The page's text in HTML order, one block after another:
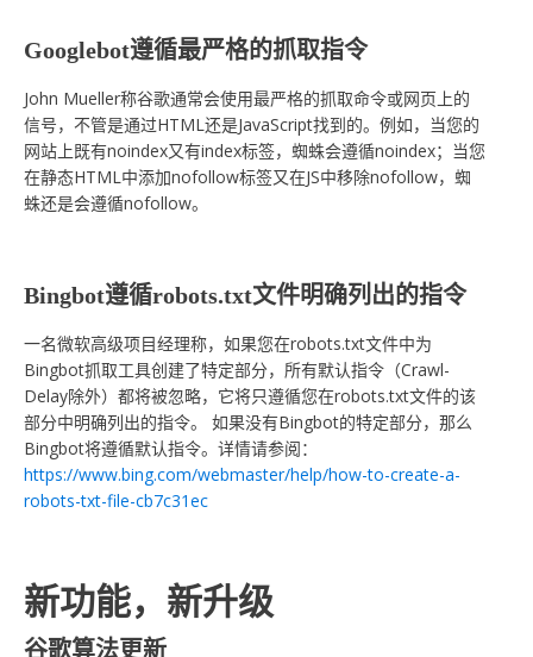
Googlebot遵循最严格的抓取指令
John Mueller称谷歌通常会使用最严格的抓取命令或网页上的
信号，不管是通过HTML还是JavaScript找到的。例如，当您的
网站上既有noindex又有index标签，蜘蛛会遵循noindex；当您
在静态HTML中添加nofollow标签又在JS中移除nofollow，蜘
蛛还是会遵循nofollow。
Bingbot遵循robots.txt文件明确列出的指令
一名微软高级项目经理称，如果您在robots.txt文件中为
Bingbot抓取工具创建了特定部分，所有默认指令（Crawl-
Delay除外）都将被忽略，它将只遵循您在robots.txt文件的该
部分中明确列出的指令。 如果没有Bingbot的特定部分，那么
Bingbot将遵循默认指令。详情请参阅：
https://www.bing.com/webmaster/help/how-to-create-a-
robots-txt-file-cb7c31ec
新功能，新升级
谷歌算法更新